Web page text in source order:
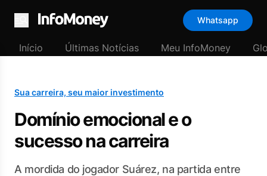
Menu
Whatsapp
Início Últimas Notícias Meu InfoMoney
Sua carreira, seu maior investimento
Domínio emocional e o
sucesso na carreira
A mordida do jogador Suárez, na partida entre